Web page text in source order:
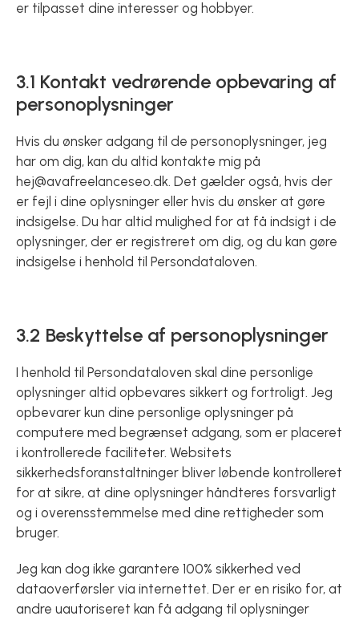
er tilpasset dine interesser og hobbyer.
3.1 Kontakt vedrørende opbevaring af
personoplysninger
Hvis du ønsker adgang til de personoplysninger, jeg
har om dig, kan du altid kontakte mig på
hej@avafreelanceseo.dk. Det gælder også, hvis der
er fejl i dine oplysninger eller hvis du ønsker at gøre
indsigelse. Du har altid mulighed for at få indsigt i de
oplysninger, der er registreret om dig, og du kan gøre
indsigelse i henhold til Persondataloven.
3.2 Beskyttelse af personoplysninger
I henhold til Persondataloven skal dine personlige
oplysninger altid opbevares sikkert og fortroligt. Jeg
opbevarer kun dine personlige oplysninger på
computere med begrænset adgang, som er placeret
i kontrollerede faciliteter. Websitets
sikkerhedsforanstaltninger bliver løbende kontrolleret
for at sikre, at dine oplysninger håndteres forsvarligt
og i overensstemmelse med dine rettigheder som
bruger.
Jeg kan dog ikke garantere 100% sikkerhed ved
dataoverførsler via internettet. Der er en risiko for, at
andre uautoriseret kan få adgang til oplysninger